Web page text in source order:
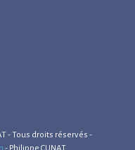
- Tous droits réservés -